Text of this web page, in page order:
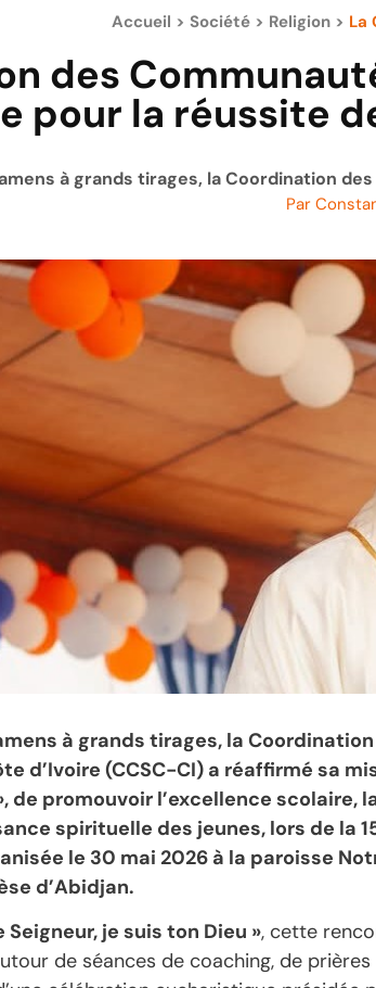
Accueil > Société> Religion> La
des
pour la réussite
à grands tirages, la Coordination
Par
à grands tirages, la
d’Ivoire (CCSC-CI) a réaffirmé sa
de promouvoir l’excellence scolaire,
spirituelle des jeunes, lors de la
le 30 mai 2026 à la paroisse
d’Abidjan.
Seigneur, je suis ton Dieu », cette
de séances de coaching, de prières